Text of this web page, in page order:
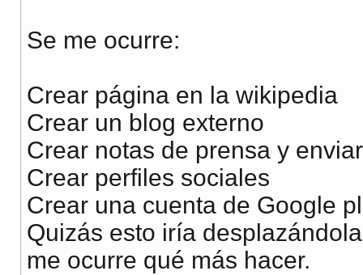
Se me ocurre:
Crear página en la wikipedia
Crear un blog externo
Crear notas de prensa y
Crear perfiles sociales
Crear una cuenta de Google
Quizás esto iría
me ocurre qué más hacer.